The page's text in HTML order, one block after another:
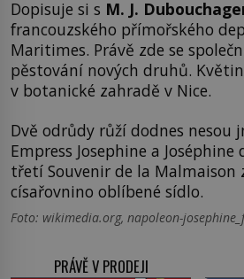
Dopisuje si s M. J.
francouzského přímořského
Maritimes. Právě zde se
pěstování nových druhů.
v botanické zahradě v Nice.
Dvě odrůdy růží dodnes nesou
Empress Josephine a Joséphine
třetí Souvenir de la Malmaison
císařovnino oblíbené sídlo.
Foto: wikimedia.org, napoleon-
PRÁVĚ V PRODEJI